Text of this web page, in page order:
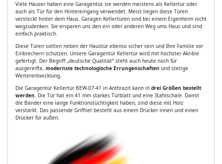
Viele Häuser haben eine Garagentür, sie werden meistens als Kellertür oder
auch als Tür für den Hintereingang verwendet. Meist liegen diese Türen
versteckt hinter dem Haus. Garagen Kellertüren sind bei einem Eigenheim nicht
wegzudenken. Sie ersparen uns den ein oder anderen Weg ums Haus und sind
einfach praktisch.
Diese Türen sollten neben der Haustür ebenso sicher sein und Ihre Familie vor
Einbrechern schützen. Unsere Garagentür Kellertür wird mit höchster Akribie
gefertigt. Der Begriff „deutsche Qualität“ steht auch heute noch für
ausgereifte, modernste technologische Errungenschaften und stetige
Weiterentwicklung.
Die Garagentür Kellertür BEW-07-41 in Anthrazit kann in drei Größen bestellt
werden. Die Tür hat ein 41 mm starkes Türblatt und eine Stahlschale. Damit
die Bänder eine lange Funktionstüchtigkeit haben, sind diese mit Holz
verstärkt. Das passende Griffset besteht aus einem Drücker innen und einen
Drücker für außen.